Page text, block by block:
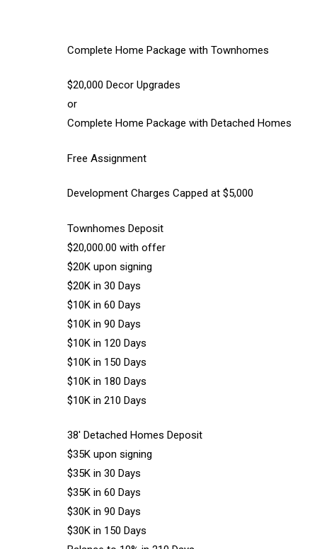
Complete Home Package with Townhomes
$20,000 Decor Upgrades
or
Complete Home Package with Detached Homes
Free Assignment
Development Charges Capped at $5,000
Townhomes Deposit
$20,000.00 with offer
$20K upon signing
$20K in 30 Days
$10K in 60 Days
$10K in 90 Days
$10K in 120 Days
$10K in 150 Days
$10K in 180 Days
$10K in 210 Days
38′ Detached Homes Deposit
$35K upon signing
$35K in 30 Days
$35K in 60 Days
$30K in 90 Days
$30K in 150 Days